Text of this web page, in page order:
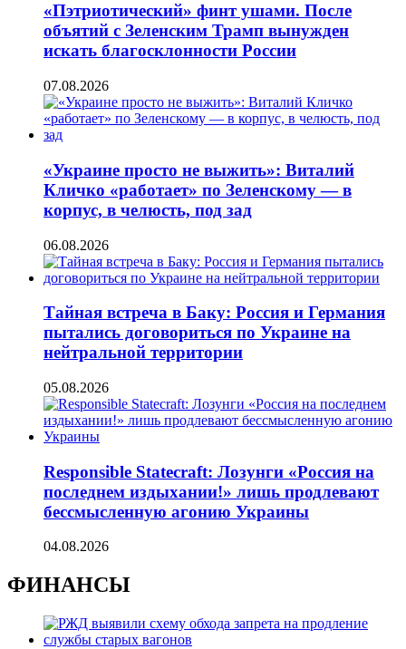
«Пэтриотический» финт ушами. После
объятий с Зеленским Трамп вынужден
искать благосклонности России
07.08.2026
«Украине просто не выжить»: Виталий
Кличко «работает» по Зеленскому — в
корпус, в челюсть, под зад
06.08.2026
Тайная встреча в Баку: Россия и Германия
пытались договориться по Украине на
нейтральной территории
05.08.2026
Responsible Statecraft: Лозунги «Россия на
последнем издыхании!» лишь продлевают
бессмысленную агонию Украины
04.08.2026
ФИНАНСЫ